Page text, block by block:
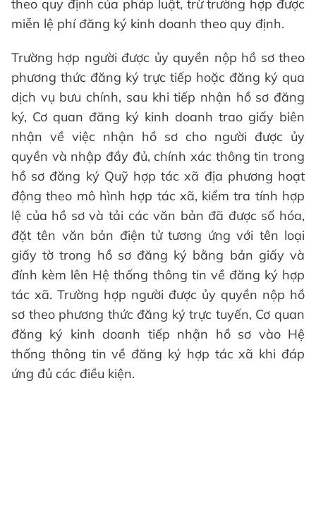
theo quy định của pháp luật, trừ trường hợp được
miễn lệ phí đăng ký kinh doanh theo quy định.
Trường hợp người được ủy quyền nộp hồ sơ theo
phương thức đăng ký trực tiếp hoặc đăng ký qua
dịch vụ bưu chính, sau khi tiếp nhận hồ sơ đăng
ký, Cơ quan đăng ký kinh doanh trao giấy biên
nhận về việc nhận hồ sơ cho người được ủy
quyền và nhập đầy đủ, chính xác thông tin trong
hồ sơ đăng ký Quỹ hợp tác xã địa phương hoạt
động theo mô hình hợp tác xã, kiểm tra tính hợp
lệ của hồ sơ và tải các văn bản đã được số hóa,
đặt tên văn bản điện tử tương ứng với tên loại
giấy tờ trong hồ sơ đăng ký bằng bản giấy và
đính kèm lên Hệ thống thông tin về đăng ký hợp
tác xã. Trường hợp người được ủy quyền nộp hồ
sơ theo phương thức đăng ký trực tuyến, Cơ quan
đăng ký kinh doanh tiếp nhận hồ sơ vào Hệ
thống thông tin về đăng ký hợp tác xã khi đáp
ứng đủ các điều kiện.